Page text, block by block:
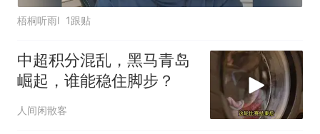
梧桐听雨l 1跟贴
中超积分混乱，黑马青岛
崛起，谁能稳住脚步？
人间闲散客